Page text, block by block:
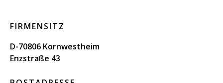
FIRMENSITZ
D-70806 Kornwestheim
Enzstraße 43